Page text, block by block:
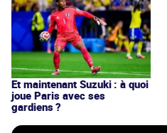
Et maintenant Suzuki : à quoi
joue Paris avec ses
gardiens ?